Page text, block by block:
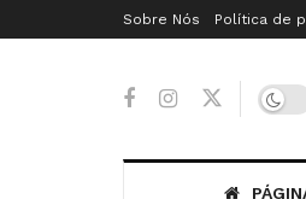
Sobre Nós Política de